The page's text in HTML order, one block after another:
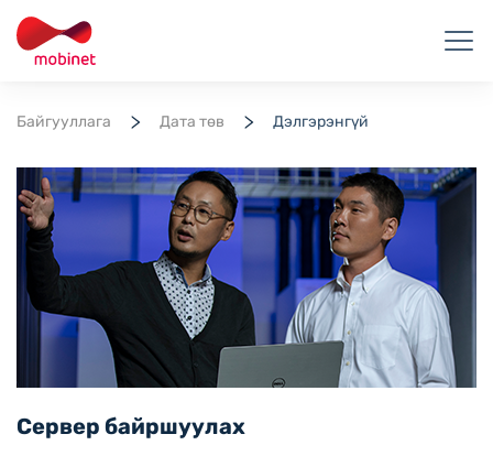
Байгууллага Дата төв Дэлгэрэнгүй
Сервер байршуулах